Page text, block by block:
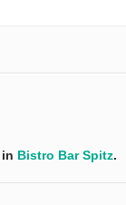
in Bistro Bar Spitz.